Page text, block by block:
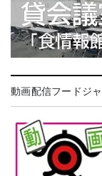
動画配信フードジ